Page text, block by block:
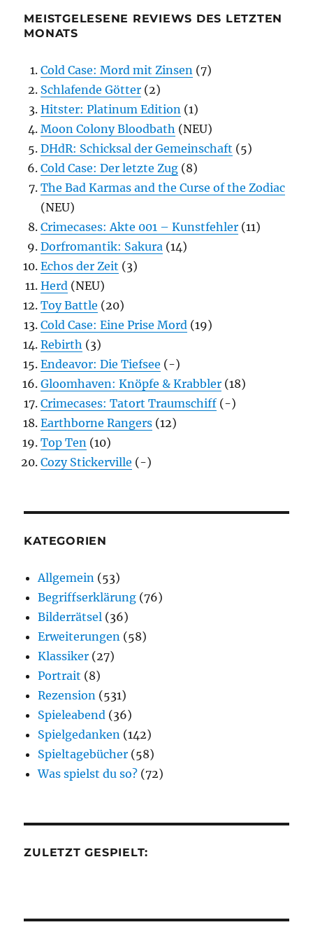
MEISTGELESENE REVIEWS DES LETZTEN
MONATS
Cold Case: Mord mit Zinsen (7)
Schlafende Götter (2)
Hitster: Platinum Edition (1)
Moon Colony Bloodbath (NEU)
DHdR: Schicksal der Gemeinschaft (5)
Cold Case: Der letzte Zug (8)
The Bad Karmas and the Curse of the Zodiac
(NEU)
Crimecases: Akte 001 – Kunstfehler (11)
Dorfromantik: Sakura (14)
Echos der Zeit (3)
Herd (NEU)
Toy Battle (20)
Cold Case: Eine Prise Mord (19)
Rebirth (3)
Endeavor: Die Tiefsee (-)
Gloomhaven: Knöpfe & Krabbler (18)
Crimecases: Tatort Traumschiff (-)
Earthborne Rangers (12)
Top Ten (10)
Cozy Stickerville (-)
KATEGORIEN
Allgemein (53)
Begriffserklärung (76)
Bilderrätsel (36)
Erweiterungen (58)
Klassiker (27)
Portrait (8)
Rezension (531)
Spieleabend (36)
Spielgedanken (142)
Spieltagebücher (58)
Was spielst du so? (72)
ZULETZT GESPIELT: